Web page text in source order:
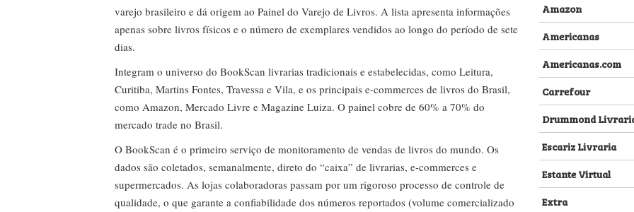
varejo brasileiro e dá origem ao Painel do Varejo de Livros. A lista apresenta informações
apenas sobre livros físicos e o número de exemplares vendidos ao longo do período de sete
dias.
Integram o universo do BookScan livrarias tradicionais e estabelecidas, como Leitura,
Curitiba, Martins Fontes, Travessa e Vila, e os principais e-commerces de livros do Brasil,
como Amazon, Mercado Livre e Magazine Luiza. O painel cobre de 60% a 70% do
mercado trade no Brasil.
O BookScan é o primeiro serviço de monitoramento de vendas de livros do mundo. Os
dados são coletados, semanalmente, direto do “caixa” de livrarias, e-commerces e
supermercados. As lojas colaboradoras passam por um rigoroso processo de controle de
qualidade, o que garante a confiabilidade dos números reportados (volume comercializado
Amazon
Americanas
Americanas.com
Carrefour
Drummond
Escariz Livraria
Estante Virtual
Extra